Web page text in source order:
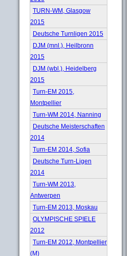
TURN-WM, Glasgow
2015
Deutsche Turnligen 2015
DJM (mnl.), Heilbronn
2015
DJM (wbl.), Heidelberg
2015
Turn-EM 2015,
Montpellier
Turn-WM 2014, Nanning
Deutsche Meisterschaften
2014
Turn-EM 2014, Sofia
Deutsche Turn-Ligen
2014
Turn-WM 2013,
Antwerpen
Turn-EM 2013, Moskau
OLYMPISCHE SPIELE
2012
Turn-EM 2012, Montpellier
(M)